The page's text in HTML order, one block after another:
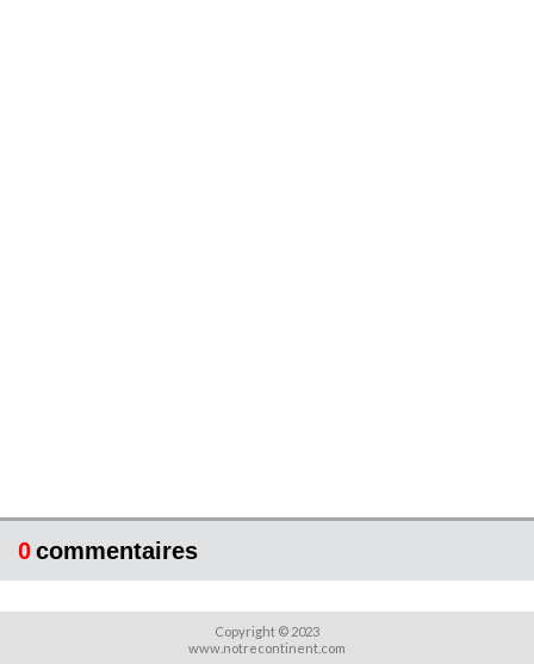
0commentaires
Copyright © 2023
www.notrecontinent.com